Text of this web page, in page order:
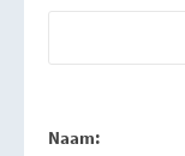
Naam: